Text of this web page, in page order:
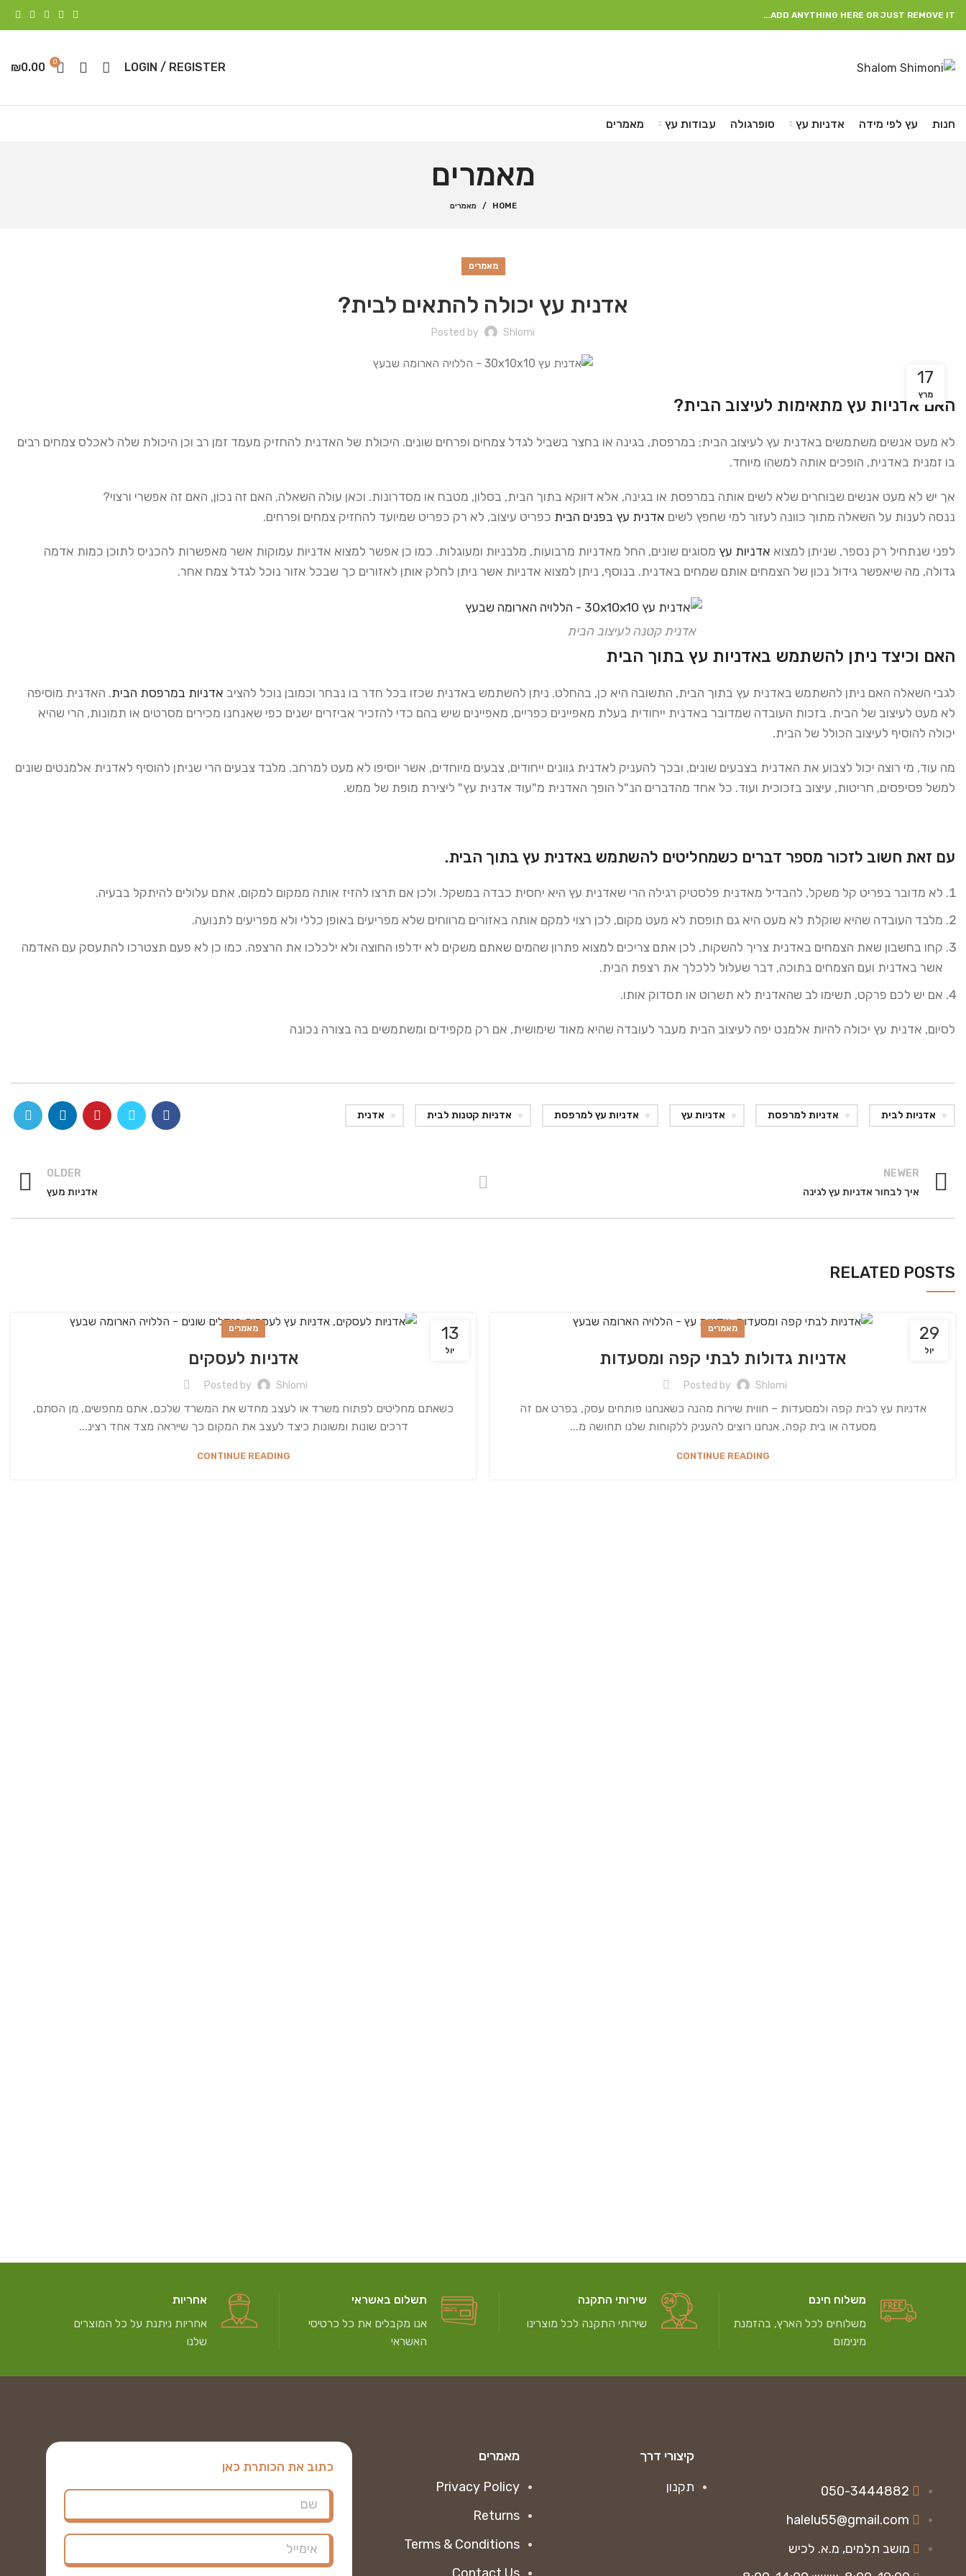
ADD ANYTHING HERE OR JUST REMOVE IT…
LOGIN / REGISTER
0
₪0.00
חנות עץ לפי מידה אדניות עץ סופרגולה עבודות עץ מאמרים
מאמרים
HOME מאמרים
מאמרים
אדנית עץ יכולה להתאים לבית?
Posted by Shlomi
17
מרץ
האם אדניות עץ מתאימות לעיצוב הבית?
לא מעט אנשים משתמשים באדנית עץ לעיצוב הבית; במרפסת, בגינה או בחצר בשביל לגדל צמחים ופרחים שונים. היכולת של האדנית להחזיק מעמד זמן רב וכן היכולת שלה לאכלס צמחים רבים
בו זמנית באדנית, הופכים אותה למשהו מיוחד.
אך יש לא מעט אנשים שבוחרים שלא לשים אותה במרפסת או בגינה, אלא דווקא בתוך הבית, בסלון, מטבח או מסדרונות. וכאן עולה השאלה, האם זה נכון, האם זה אפשרי ורצוי?
ננסה לענות על השאלה מתוך כוונה לעזור למי שחפץ לשים אדנית עץ בפנים הבית כפריט עיצוב, לא רק כפריט שמיועד להחזיק צמחים ופרחים.
לפני שנתחיל רק נספר, שניתן למצוא אדניות עץ מסוגים שונים, החל מאדניות מרבועות, מלבניות ומעוגלות. כמו כן אפשר למצוא אדניות עמוקות אשר מאפשרות להכניס לתוכן כמות אדמה
גדולה, מה שיאפשר גידול נכון של הצמחים אותם שמחים באדנית. בנוסף, ניתן למצוא אדניות אשר ניתן לחלק אותן לאזורים כך שבכל אזור נוכל לגדל צמח אחר.
אדנית קטנה לעיצוב הבית
האם וכיצד ניתן להשתמש באדניות עץ בתוך הבית
לגבי השאלה האם ניתן להשתמש באדנית עץ בתוך הבית, התשובה היא כן, בהחלט. ניתן להשתמש באדנית שכזו בכל חדר בו נבחר וכמובן נוכל להציב אדניות במרפסת הבית. האדנית מוסיפה
לא מעט לעיצוב של הבית. בזכות העובדה שמדובר באדנית ייחודית בעלת מאפיינים כפריים, מאפיינים שיש בהם כדי להזכיר אביזרים ישנים כפי שאנחנו מכירים מסרטים או תמונות, הרי שהיא
יכולה להוסיף לעיצוב הכולל של הבית.
מה עוד, מי רוצה יכול לצבוע את האדנית בצבעים שונים, ובכך להעניק לאדנית גוונים ייחודים, צבעים מיוחדים, אשר יוסיפו לא מעט למרחב. מלבד צבעים הרי שניתן להוסיף לאדנית אלמנטים שונים
למשל פסיפסים, חריטות, עיצוב בזכוכית ועוד. כל אחד מהדברים הנ"ל הופך האדנית מ"עוד אדנית עץ" ליצירת מופת של ממש.
עם זאת חשוב לזכור מספר דברים כשמחליטים להשתמש באדנית עץ בתוך הבית.
לא מדובר בפריט קל משקל, להבדיל מאדנית פלסטיק רגילה הרי שאדנית עץ היא יחסית כבדה במשקל. ולכן אם תרצו להזיז אותה ממקום למקום, אתם עלולים להיתקל בבעיה.
מלבד העובדה שהיא שוקלת לא מעט היא גם תופסת לא מעט מקום, לכן רצוי למקם אותה באזורים מרווחים שלא מפריעים באופן כללי ולא מפריעים לתנועה.
קחו בחשבון שאת הצמחים באדנית צריך להשקות, לכן אתם צריכים למצוא פתרון שהמים שאתם משקים לא ידלפו החוצה ולא ילכלכו את הרצפה. כמו כן לא פעם תצטרכו להתעסק עם האדמה
אשר באדנית ועם הצמחים בתוכה, דבר שעלול ללכלך את רצפת הבית.
אם יש לכם פרקט, תשימו לב שהאדנית לא תשרוט או תסדוק אותו.
לסיום, אדנית עץ יכולה להיות אלמנט יפה לעיצוב הבית מעבר לעובדה שהיא מאוד שימושית, אם רק מקפידים ומשתמשים בה בצורה נכונה
אדניות לבית אדניות למרפסת אדניות עץ אדניות עץ למרפסת אדניות קטנות לבית אדנית
NEWER
איך לבחור אדניות עץ לגינה
OLDER
אדניות מעץ
RELATED POSTS
29
יול
מאמרים
אדניות גדולות לבתי קפה ומסעדות
Posted by Shlomi
אדניות עץ לבית קפה ולמסעדות – חווית שירות מהנה כשאנחנו פותחים עסק, בפרט אם זה
מסעדה או בית קפה, אנחנו רוצים להעניק ללקוחות שלנו תחושה מ...
CONTINUE READING
13
יול
מאמרים
אדניות לעסקים
Posted by Shlomi
כשאתם מחליטים לפתוח משרד או לעצב מחדש את המשרד שלכם, אתם מחפשים, מן הסתם,
דרכים שונות ומשונות כיצד לעצב את המקום כך שייראה מצד אחד רצינ...
CONTINUE READING
משלוח חינם
משלוחים לכל הארץ, בהזמנת
מינימום
שירותי התקנה
שירותי התקנה לכל מוצרינו
תשלום באשראי
אנו מקבלים את כל כרטיסי
האשראי
אחריות
אחריות ניתנת על כל המוצרים
שלנו
050-3444882
halelu55@gmail.com
מושב תלמים, מ.א. לכיש
קיצורי דרך
תקנון
מאמרים
Privacy Policy
Returns
Terms & Conditions
Contact Us
כתוב את הכותרת כאן